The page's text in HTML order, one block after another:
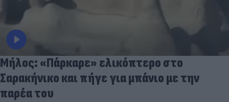
Μήλος: «Πάρκαρε» ελικόπτερο στο
Σαρακήνικο και πήγε για μπάνιο με την
παρέα του